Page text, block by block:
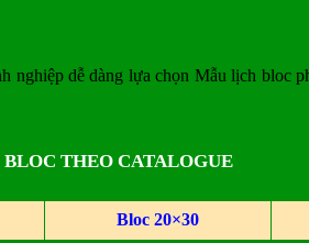
dễ dàng lựa chọn Mẫu lịch bloc
THEO CATALOGUE
Bloc 20×30